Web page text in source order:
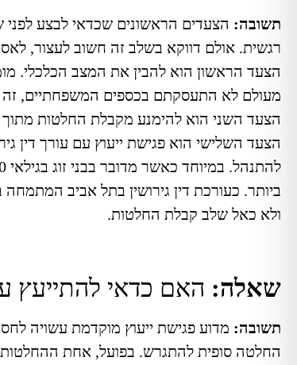
תשובה: הצעדים הראשונים שכדאי לבצע לפני
רגשית. אולם דווקא בשלב זה חשוב לעצור,
הצעד הראשון הוא להבין את המצב הכלכלי.
מעולם לא התעסקתם בכספים המשפחתיים,
הצעד השני הוא להימנע מקבלת החלטות
הצעד השלישי הוא פגישת ייעוץ עם עורך דין
להתנהל.
ביותר. כעורכת דין גירושין בתל אביב
ולא כאל שלב קבלת החלטות.
שאלה: האם כדאי להתייעץ
תשובה: מדוע פגישת ייעוץ מוקדמת עשויה
החלטה סופית להתגרש. בפועל, אחת ההחלטות